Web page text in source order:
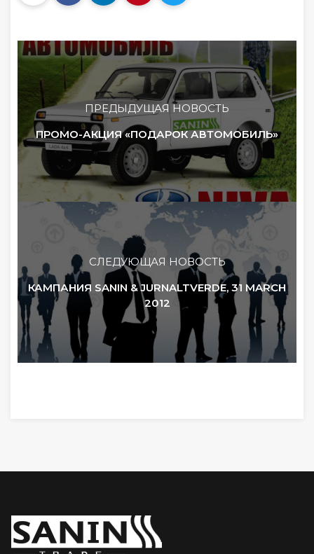
ПРЕДЫДУЩАЯ НОВОСТЬ
ПРОМО-АКЦИЯ «ПОДАРОК АВТОМОБИЛЬ»
СЛЕДУЮЩАЯ НОВОСТЬ
КАМПАНИЯ SANIN & JURNALTVERDE, 31 MARCH
2012